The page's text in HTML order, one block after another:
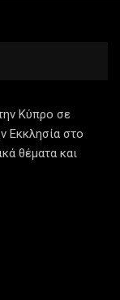
Κύπρο σε
Εκκλησία στο
θέματα και